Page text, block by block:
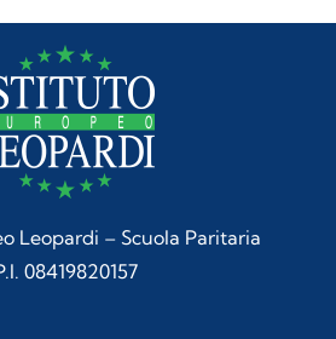
Leopardi – Scuola Paritaria
08419820157